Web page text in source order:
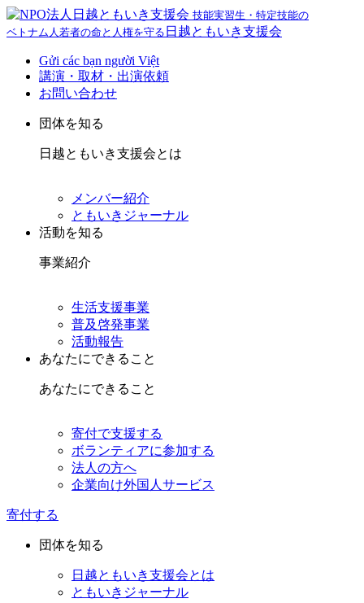
技能実習生・特定技能の
ベトナム人若者の命と人権を守る 日越ともいき支援会
Gửi các bạn người Việt
講演・取材・出演依頼
お問い合わせ
団体を知る
日越ともいき支援会とは
メンバー紹介
ともいきジャーナル
活動を知る
事業紹介
生活支援事業
普及啓発事業
活動報告
あなたにできること
あなたにできること
寄付で支援する
ボランティアに参加する
法人の方へ
企業向け外国人サービス
寄付する
団体を知る
日越ともいき支援会とは
ともいきジャーナル